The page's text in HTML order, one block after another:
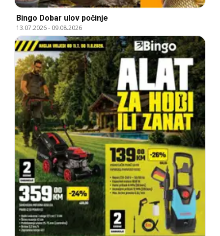
Bingo Dobar ulov počinje
13.07.2026- 09.08.2026